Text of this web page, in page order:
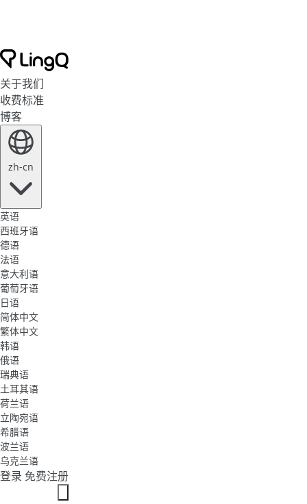
关于我们
收费标准
博客
zh-cn
英语
西班牙语
德语
法语
意大利语
葡萄牙语
日语
简体中文
繁体中文
韩语
俄语
瑞典语
土耳其语
荷兰语
立陶宛语
希腊语
波兰语
乌克兰语
登录 免费注册